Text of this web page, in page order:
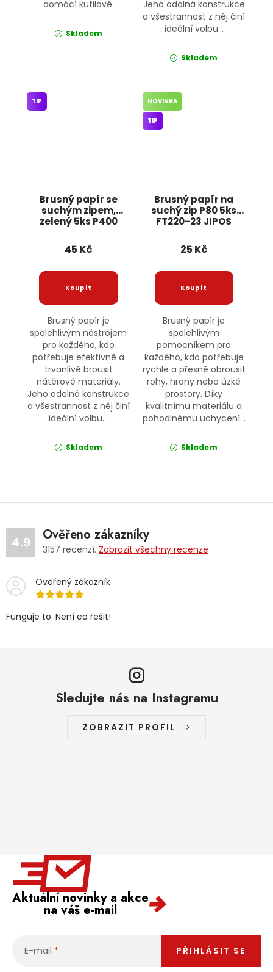
domácí kutilové.
Skladem
Jeho odolná konstrukce
a všestrannost z něj činí
ideální volbu...
Skladem
Brusný papír se
suchým zipem,
zelený 5ks P400
TIP
45 Kč
Brusný papír je
spolehlivým nástrojem
pro každého, kdo
potřebuje efektivně a
trvanlivě brousit
nátěrové materiály.
Jeho odolná konstrukce
a všestrannost z něj činí
ideální volbu...
Skladem
Brusný papír na
suchý zip P80 5ks
FT220-23 JIPOS
NOVINKA
TIP
25 Kč
Brusný papír je
spolehlivým
pomocníkem pro
každého, kdo potřebuje
rychle a přesně obrousit
rohy, hrany nebo úzké
prostory. Díky
kvalitnímu materiálu a
pohodlnému uchycení...
Skladem
4.9 Ověřeno zákazníky
3157 recenzí. Zobrazit všechny recenze
Ověřený zákazník
Funguje to. Není co řešit!
Sledujte nás na Instagramu
ZOBRAZIT PROFIL
Aktuální novinky a akce
na váš e-mail
E-mail PŘIHLÁSIT SE